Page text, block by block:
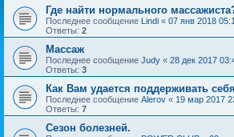
Где найти нормального
Последнее сообщение Lindi « 07 янв 2018
Ответы: 2
Массаж
Последнее сообщение Judy « 28 дек 2017
Ответы: 3
Как Вам удается поддерживать
Последнее сообщение Alerov « 19 мар 2017
Ответы: 7
Сезон болезней.